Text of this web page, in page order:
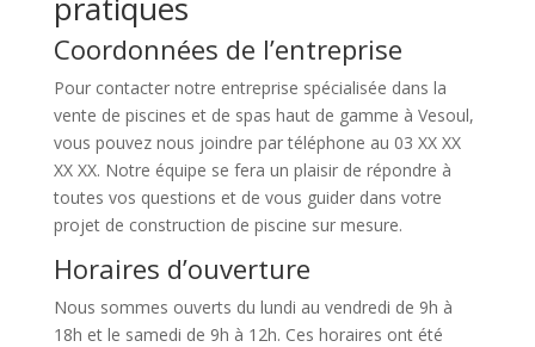
Coordonnées de l’entreprise
Pour contacter notre entreprise spécialisée dans la
vente de piscines et de spas haut de gamme à Vesoul,
vous pouvez nous joindre par téléphone au 03 XX XX
XX XX. Notre équipe se fera un plaisir de répondre à
toutes vos questions et de vous guider dans votre
projet de construction de piscine sur mesure.
Horaires d’ouverture
Nous sommes ouverts du lundi au vendredi de 9h à
18h et le samedi de 9h à 12h. Ces horaires ont été